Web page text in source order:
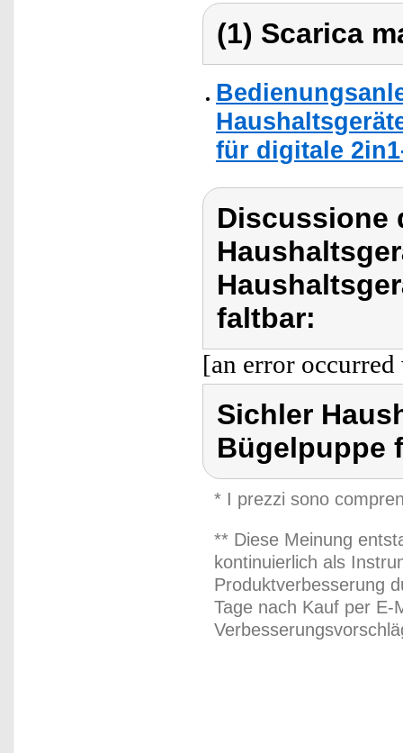
(1) Scarica
für digitale
Discussione
faltbar:
[an error
Sichler
Bügelpuppe
* I prezzi sono
** Diese Meinung
kontinuierlich als
Produktverbesserung
Tage nach Kauf per E-